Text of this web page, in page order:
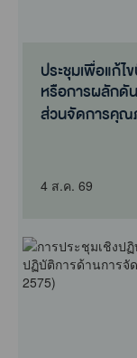
ประชุมเพื่อแก้
หรือการผลักดั
ส่วนจัดการคุณ
4 ส.ค. 69